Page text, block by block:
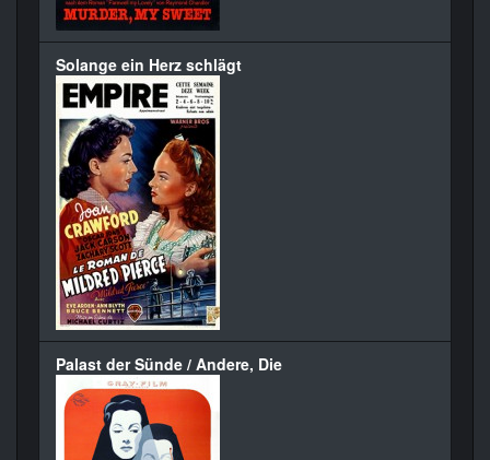
Solange ein Herz schlägt
Palast der Sünde / Andere, Die